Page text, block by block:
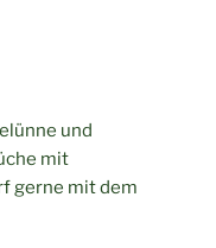
und
mit
gerne mit dem